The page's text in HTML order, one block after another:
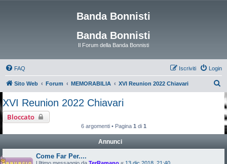
Banda Bonnisti
Banda Bonnisti
Il Forum della Banda Bonnisti
FAQ Login
Iscriviti
Sito Web Forum MEMORABILIA XVI Reunion 2022 Chiavari
XVI Reunion 2022 Chiavari
Bloccato
6 argomenti • Pagina 1 di 1
Annunci
Come Far Per....
Ultimo messaggio da TerRamano « 13 dic 2018, 21:40